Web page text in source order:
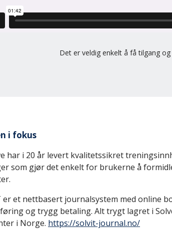
Det er veldig enkelt å få tilgang
i fokus
har i 20 år levert kvalitetssikret
som gjør det enkelt for brukerne å
er et nettbasert journalsystem med online
og trygg betaling. Alt trygt lagret i
i Norge. https://solvit-journal.no/